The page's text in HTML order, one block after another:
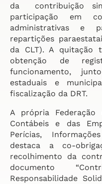
da contribuição
participação em
administrativas e
repartições
da CLT). A quitação
obtenção de
funcionamento,
estaduais e
fiscalização da DRT.
A própria Federação
Contábeis e das
Perícias,
destaca a co-
recolhimento da
documento
Responsabilidade